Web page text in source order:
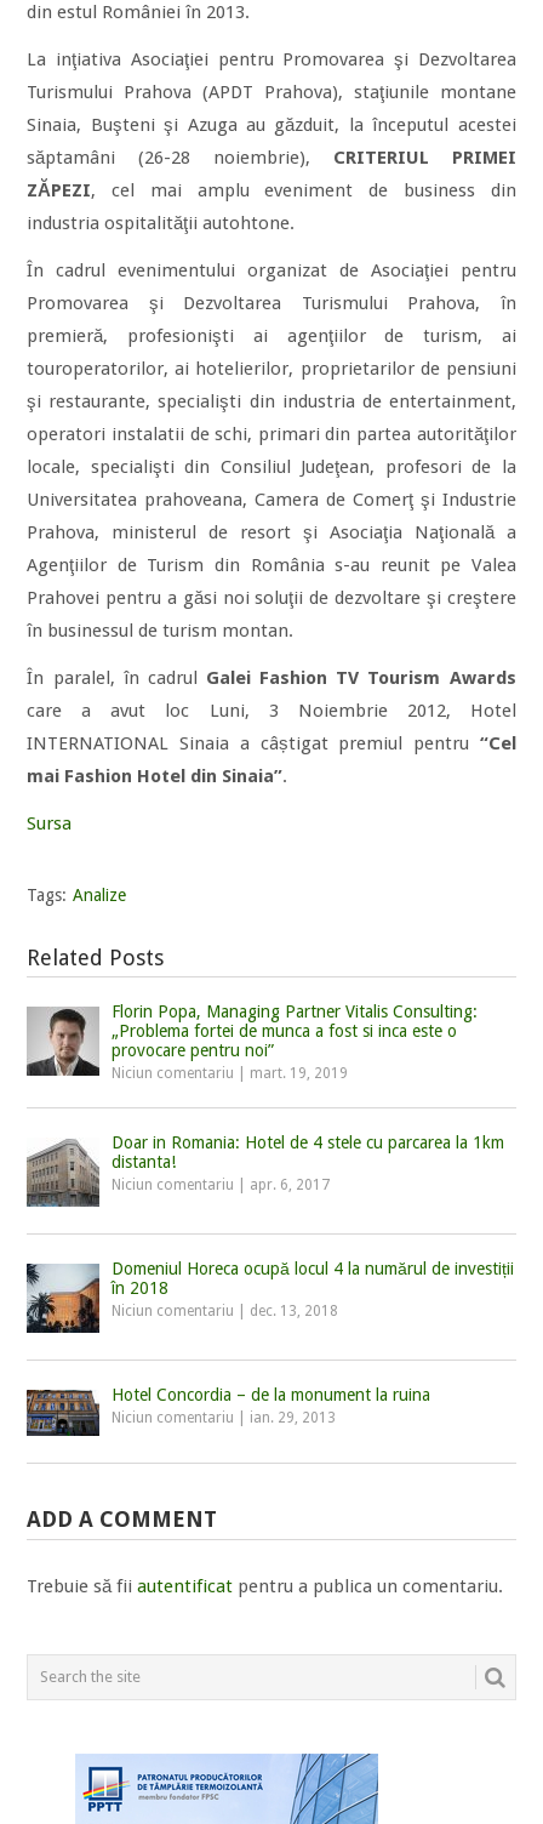
din estul României în 2013.
La inţiativa Asociaţiei pentru Promovarea şi Dezvoltarea
Turismului Prahova (APDT Prahova), staţiunile montane
Sinaia, Buşteni şi Azuga au găzduit, la începutul acestei
săptamâni (26-28 noiembrie), CRITERIUL PRIMEI
ZĂPEZI, cel mai amplu eveniment de business din
industria ospitalităţii autohtone.
În cadrul evenimentului organizat de Asociaţiei pentru
Promovarea şi Dezvoltarea Turismului Prahova, în
premieră, profesionişti ai agenţiilor de turism, ai
touroperatorilor, ai hotelierilor, proprietarilor de pensiuni
şi restaurante, specialişti din industria de entertainment,
operatori instalatii de schi, primari din partea autorităţilor
locale, specialişti din Consiliul Judeţean, profesori de la
Universitatea prahoveana, Camera de Comerţ şi Industrie
Prahova, ministerul de resort şi Asociaţia Naţională a
Agenţiilor de Turism din România s-au reunit pe Valea
Prahovei pentru a găsi noi soluţii de dezvoltare şi creştere
în businessul de turism montan.
În paralel, în cadrul Galei Fashion TV Tourism Awards
care a avut loc Luni, 3 Noiembrie 2012, Hotel
INTERNATIONAL Sinaia a câștigat premiul pentru “Cel
mai Fashion Hotel din Sinaia”.
Sursa
Tags: Analize
Related Posts
Florin Popa, Managing Partner Vitalis Consulting:
„Problema fortei de munca a fost si inca este o
provocare pentru noi”
Niciun comentariu mart. 19, 2019
Doar in Romania: Hotel de 4 stele cu parcarea la 1km
distanta!
Niciun comentariu apr. 6, 2017
Domeniul Horeca ocupă locul 4 la numărul de investiții
în 2018
Niciun comentariu dec. 13, 2018
Hotel Concordia – de la monument la ruina
Niciun comentariu ian. 29, 2013
ADD A COMMENT
Trebuie să fiiautentificat pentru a publica un comentariu.